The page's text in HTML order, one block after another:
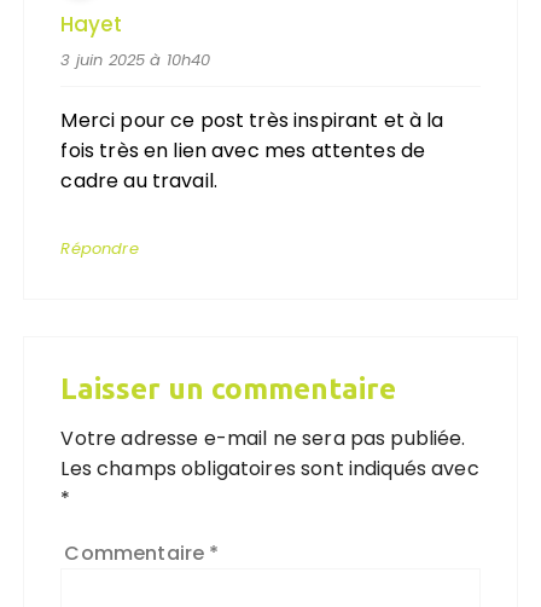
Hayet
3 juin 2025 à 10h40
Merci pour ce post très inspirant et à la
fois très en lien avec mes attentes de
cadre au travail.
Répondre
Laisser un commentaire
Votre adresse e-mail ne sera pas publiée.
Les champs obligatoires sont indiqués avec
*
Commentaire *